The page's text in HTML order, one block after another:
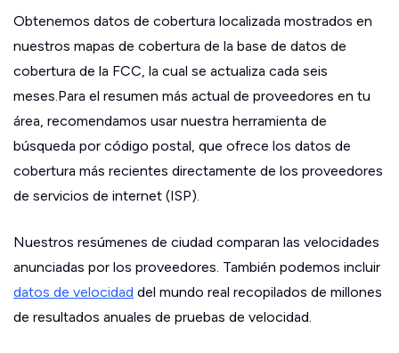
Obtenemos datos de cobertura localizada mostrados en
nuestros mapas de cobertura de la base de datos de
cobertura de la FCC, la cual se actualiza cada seis
meses.Para el resumen más actual de proveedores en tu
área, recomendamos usar nuestra herramienta de
búsqueda por código postal, que ofrece los datos de
cobertura más recientes directamente de los proveedores
de servicios de internet (ISP).
Nuestros resúmenes de ciudad comparan las velocidades
anunciadas por los proveedores. También podemos incluir
datos de velocidad del mundo real recopilados de millones
de resultados anuales de pruebas de velocidad.